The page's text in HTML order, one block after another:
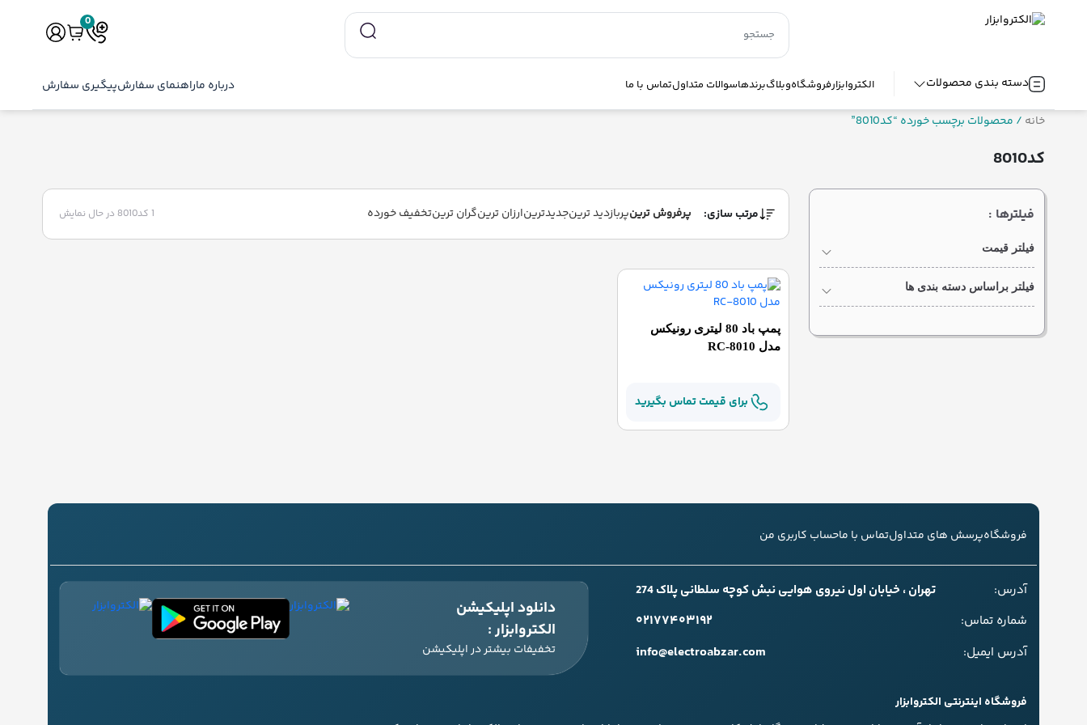
0
دسته بندی محصولات الکتروابزارفروشگاهوبلاگبرندهاسوالات متداولتماس با ما درباره ماراهنمای سفارشپیگیری سفارش
خانه / محصولات برچسب خورده “کد8010”
کد8010
فیلترها :
فیلتر قیمت
فیلتر براساس دسته بندی ها
پرفروش ترینپربازدید ترینجدیدترینارزان ترینگران ترینتخفیف خورده 1 کد8010 در حال نمایش
پمپ باد 80 لیتری رونیکس
مدل RC-8010
برای قیمت تماس بگیرید
فروشگاهپرسش های متداولتماس با ماحساب کاربری من
آدرس:
تهران ، خیابان اول نیروی هوایی نبش کوچه سلطانی پلاک 274
شماره تماس:
۰۲۱۷۷۴۰۳۱۹۲
آدرس ایمیل: info@electroabzar.com
دانلود اپلیکیشن
الکتروابزار :
تخفیفات بیشتر در اپلیکیشن
فروشگاه اینترنتی الکتروابزار